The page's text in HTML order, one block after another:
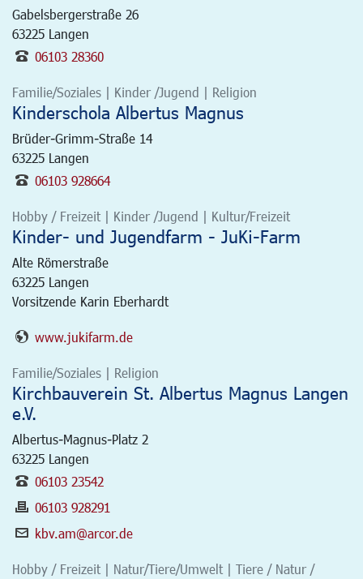
Gabelsbergerstraße 26
63225 Langen
06103 28360
Familie/Soziales | Kinder /Jugend | Religion
Kinderschola Albertus Magnus
Brüder-Grimm-Straße 14
63225 Langen
06103 928664
Hobby / Freizeit | Kinder /Jugend | Kultur/Freizeit
Kinder- und Jugendfarm - JuKi-Farm
Alte Römerstraße
63225 Langen
Vorsitzende Karin Eberhardt
www.jukifarm.de
Familie/Soziales | Religion
Kirchbauverein St. Albertus Magnus Langen
e.V.
Albertus-Magnus-Platz 2
63225 Langen
06103 23542
06103 928291
kbv.am@arcor.de
Hobby / Freizeit | Natur/Tiere/Umwelt | Tiere / Natur /